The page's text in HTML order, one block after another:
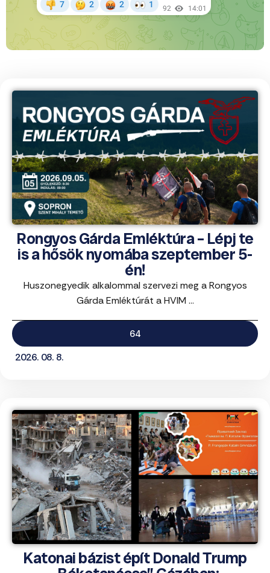
Rongyos Gárda Emléktúra – Lépj te
is a hősök nyomába szeptember 5-
én!
Huszonegyedik alkalommal szervezi meg a Rongyos
Gárda Emléktúrát a HVIM ...
64
2026. 08. 8.
Katonai bázist épít Donald Trump